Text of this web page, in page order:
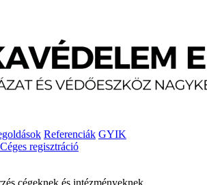
Referenciák GYIK
Céges regisztráció
cégeknek és intézményeknek